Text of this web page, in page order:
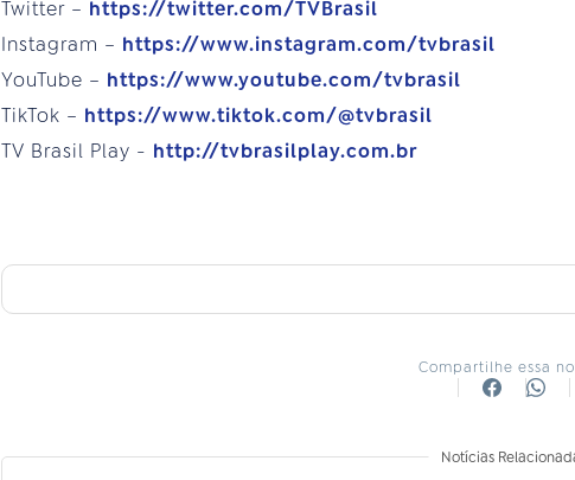
Twitter – https://twitter.com/TVBrasil
Instagram – https://www.instagram.com/tvbrasil
YouTube – https://www.youtube.com/tvbrasil
TikTok – https://www.tiktok.com/@tvbrasil
TV Brasil Play - http://tvbrasilplay.com.br
Compartilhe essa
Notícias